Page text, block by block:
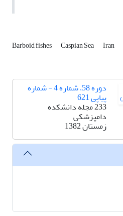
Barboid fishes Caspian Sea Iran
دوره 58، شماره 4 - شماره
پیاپی 621
233 مجله دانشکده
دامپزشکی
زمستان 1382